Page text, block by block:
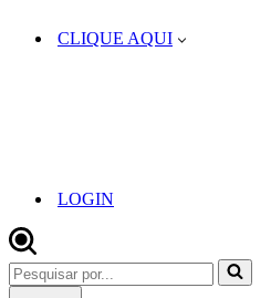
CLIQUE AQUI
LOGIN
Pesquisar
por...